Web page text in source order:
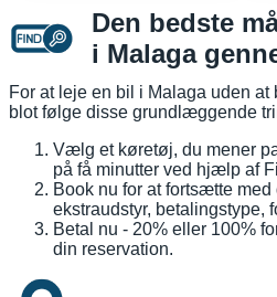
Den bedste
i Malaga
For at leje en bil i Malaga uden at
blot følge disse grundlæggende
Vælg et køretøj, du mener
på få minutter ved hjælp af
Book nu for at fortsætte
ekstraudstyr, betalingstype,
Betal nu - 20% eller 100%
din reservation.